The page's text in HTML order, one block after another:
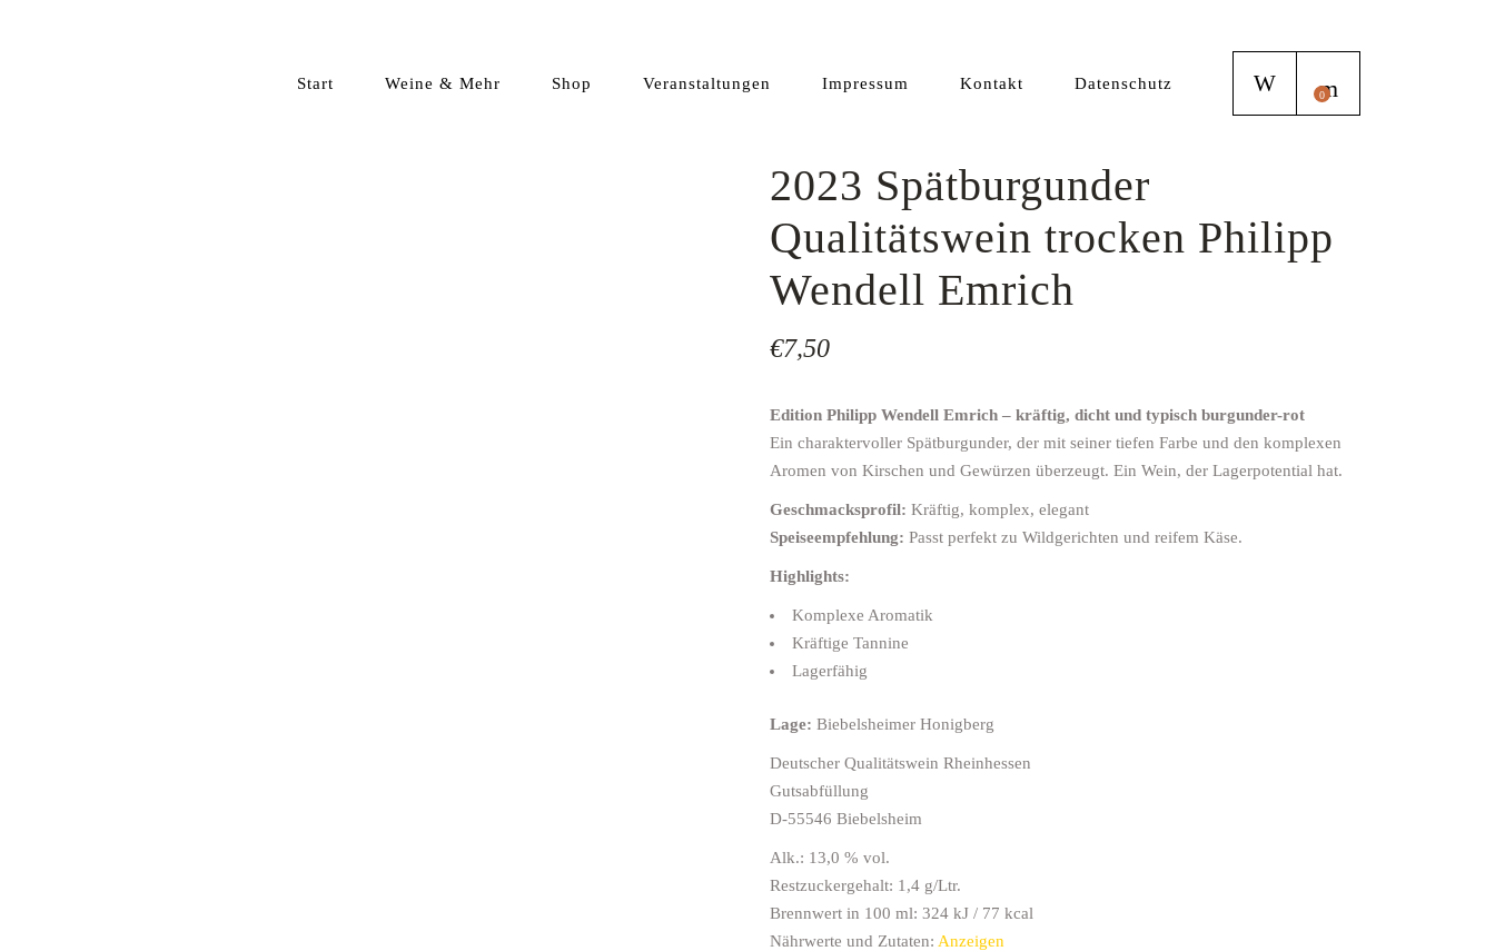
Start Weine & Mehr Shop Veranstaltungen Impressum Kontakt Datenschutz
0
2023 Spätburgunder
Qualitätswein trocken Philipp
Wendell Emrich
€7,50
Edition Philipp Wendell Emrich – kräftig, dicht und typisch burgunder-rot
Ein charaktervoller Spätburgunder, der mit seiner tiefen Farbe und den komplexen
Aromen von Kirschen und Gewürzen überzeugt. Ein Wein, der Lagerpotential hat.
Geschmacksprofil: Kräftig, komplex, elegant
Speiseempfehlung: Passt perfekt zu Wildgerichten und reifem Käse.
Highlights:
Komplexe Aromatik
Kräftige Tannine
Lagerfähig
Lage: Biebelsheimer Honigberg
Deutscher Qualitätswein Rheinhessen
Gutsabfüllung
D-55546 Biebelsheim
Alk.: 13,0 % vol.
Restzuckergehalt: 1,4 g/Ltr.
Brennwert in 100 ml: 324 kJ / 77 kcal
Nährwerte und Zutaten: Anzeigen